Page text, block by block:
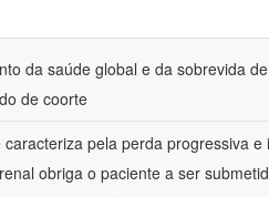
da saúde global e da sobrevida
de coorte
pela perda progressiva
obriga o paciente a ser